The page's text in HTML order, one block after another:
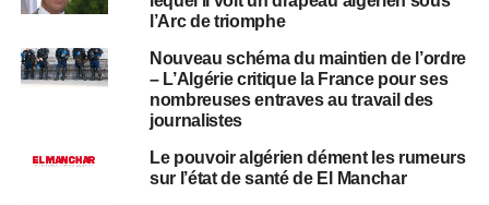
l’Arc de triomphe
Nouveau schéma du maintien de l’ordre
– L’Algérie critique la France pour ses
nombreuses entraves au travail des
journalistes
Le pouvoir algérien dément les rumeurs
sur l’état de santé de El Manchar